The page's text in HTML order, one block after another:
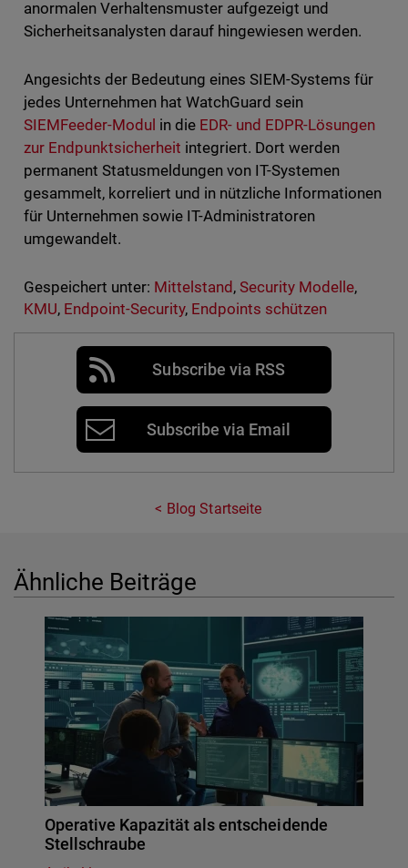
anormalen Verhaltensmuster aufgezeigt und
Sicherheitsanalysten darauf hingewiesen werden.
Angesichts der Bedeutung eines SIEM-Systems für
jedes Unternehmen hat WatchGuard sein
SIEMFeeder-Modul in die EDR- und EDPR-Lösungen
zur Endpunktsicherheit integriert. Dort werden
permanent Statusmeldungen von IT-Systemen
gesammelt, korreliert und in nützliche Informationen
für Unternehmen sowie IT-Administratoren
umgewandelt.
Gespeichert unter: Mittelstand ,Security Modelle,
KMU, Endpoint-Security, Endpoints schützen
Subscribe via RSS
Subscribe via Email
Blog Startseite
Ähnliche Beiträge
Operative Kapazität als entscheidende
Stellschraube